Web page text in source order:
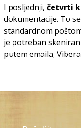
I posljednji, četvrti
dokumentacije. To
standardnom
je potreban
putem emaila,